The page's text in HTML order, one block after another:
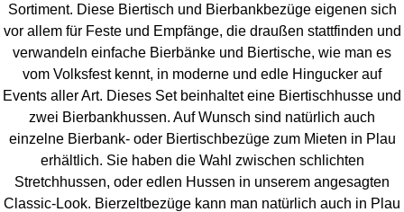
Sortiment. Diese Biertisch und Bierbankbezüge eigenen sich
vor allem für Feste und Empfänge, die draußen stattfinden und
verwandeln einfache Bierbänke und Biertische, wie man es
vom Volksfest kennt, in moderne und edle Hingucker auf
Events aller Art. Dieses Set beinhaltet eine Biertischhusse und
zwei Bierbankhussen. Auf Wunsch sind natürlich auch
einzelne Bierbank- oder Biertischbezüge zum Mieten in Plau
erhältlich. Sie haben die Wahl zwischen schlichten
Stretchhussen, oder edlen Hussen in unserem angesagten
Classic-Look. Bierzeltbezüge kann man natürlich auch in Plau